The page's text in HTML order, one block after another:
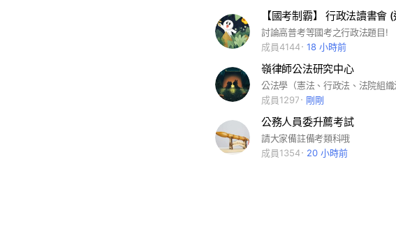
討論高普考等國考之行政法題目!
成員4144
18 小時前
嶺律師公法研究中心
成員1297
剛剛
公務人員委升薦考試
請大家備註備考類科哦
成員1354
20 小時前